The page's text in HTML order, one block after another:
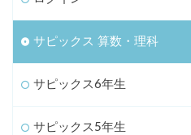
サピックス 算数・理科
サピックス6年生
サピックス5年生